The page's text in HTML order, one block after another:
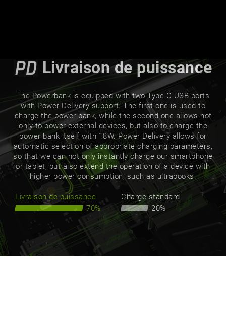
Livraison de puissance
The Powerbank is equipped with two Type C USB ports
with Power Delivery support. The first one is used to
charge the power bank, while the second one allows not
only to power external devices, but also to charge the
power bank itself with 18W. Power Delivery allows for
automatic selection of appropriate charging parameters,
so that we can not only instantly charge our smartphone
or tablet, but also extend the operation of a device with
higher power consumption, such as ultrabooks.
Livraison de puissance
70%
Charge standard
20%